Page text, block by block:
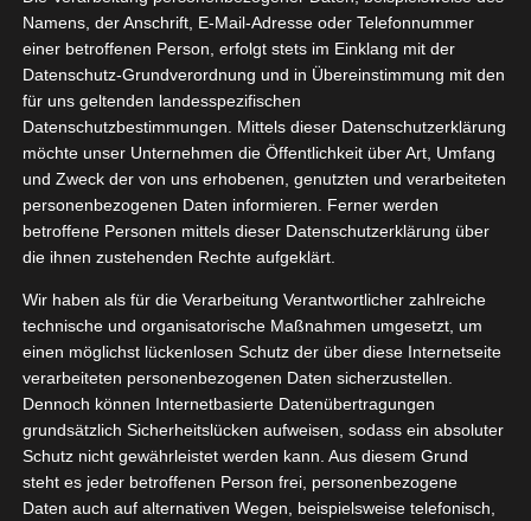
10, 2021
Gesundheit
Pflege
Wellness
Skinlovers 4 Wochen Test
Oktober 6, 2021 | Beauty,Gesundheit,Pflege,
Produktvorstellungen, Wellness
Namens, der Anschrift, E-Mail-Adresse oder Telefonnummer
einer betroffenen Person, erfolgt stets im Einklang mit der
Datenschutz-Grundverordnung und in Übereinstimmung mit den
für uns geltenden landesspezifischen
Datenschutzbestimmungen. Mittels dieser Datenschutzerklärung
möchte unser Unternehmen die Öffentlichkeit über Art, Umfang
und Zweck der von uns erhobenen, genutzten und verarbeiteten
personenbezogenen Daten informieren. Ferner werden
betroffene Personen mittels dieser Datenschutzerklärung über
die ihnen zustehenden Rechte aufgeklärt.
Wir haben als für die Verarbeitung Verantwortlicher zahlreiche
technische und organisatorische Maßnahmen umgesetzt, um
einen möglichst lückenlosen Schutz der über diese Internetseite
verarbeiteten personenbezogenen Daten sicherzustellen.
Dennoch können Internetbasierte Datenübertragungen
grundsätzlich Sicherheitslücken aufweisen, sodass ein absoluter
Schutz nicht gewährleistet werden kann. Aus diesem Grund
steht es jeder betroffenen Person frei, personenbezogene
Daten auch auf alternativen Wegen, beispielsweise telefonisch,